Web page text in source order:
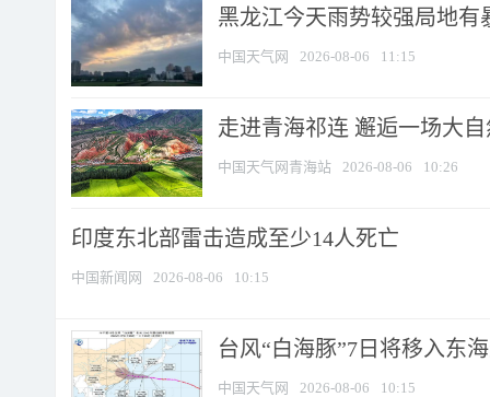
黑龙江今天雨势较强局地有
中国天气网 2026-08-06 11:15
走进青海祁连 邂逅一场大
中国天气网青海站 2026-08-06 10:26
印度东北部雷击造成至少14人死亡
中国新闻网 2026-08-06 10:15
台风“白海豚”7日将移入东
中国天气网 2026-08-06 10:15